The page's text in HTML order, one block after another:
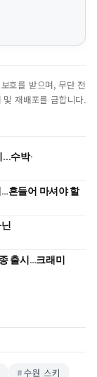
호를 받으며, 무단 전
및 재배포를 금합니다.
수박·
흔들어 마셔야 할
출시…크래미
수원 스키